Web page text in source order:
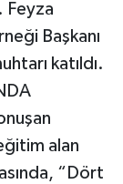
Feyza
Başkanı
katıldı.
alan
“Dört